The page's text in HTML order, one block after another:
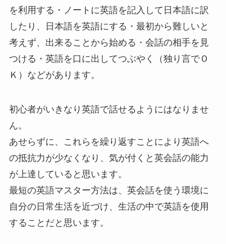
を利用する・ノートに英語を記入して日本語に訳
したり、日本語を英語にする・最初から難しいと
考えず、出来ることから始める・会話の相手を見
つける・英語を口に出してつぶやく（独り言でＯ
Ｋ）などがあります。
初心者がいきなり英語で話せるようにはなりませ
ん。
あせらずに、これらを繰り返すことにより英語へ
の抵抗力が少なくなり、気が付くと英会話の能力
が上達していると思います。
最短の英語マスター方法は、英会話を使う環境に
自分の日常生活を近づけ、生活の中で英語を使用
することだと思います。